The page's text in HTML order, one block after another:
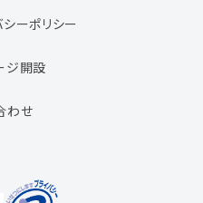
ーポリシー
ジ開設
わせ